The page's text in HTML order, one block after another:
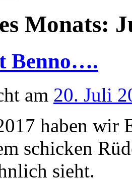
Monats:
Benno….
am 20. Juli
haben wir
schicken
sieht.